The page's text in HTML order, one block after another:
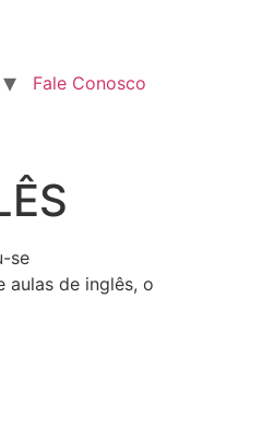
Fale Conosco
se
aulas de inglês, o